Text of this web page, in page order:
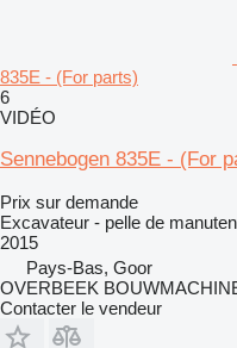
835E - (For parts)
6
VIDÉO
Sennebogen 835E - (For
Prix sur demande
Excavateur - pelle de
2015
Pays-Bas, Goor
OVERBEEK
Contacter le vendeur